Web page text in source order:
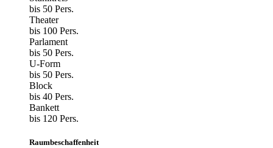
bis 50 Pers.
Theater
bis 100 Pers.
Parlament
bis 50 Pers.
U-Form
bis 50 Pers.
Block
bis 40 Pers.
Bankett
bis 120 Pers.
Raumbeschaffenheit